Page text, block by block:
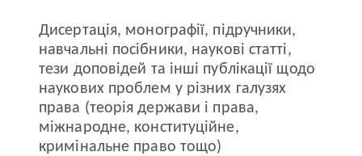
Дисертація, монографії, підручники,
навчальні посібники, наукові статті,
тези доповідей та інші публікації щодо
наукових проблем у різних галузях
права (теорія держави і права,
міжнародне, конституційне,
кримінальне право тощо)